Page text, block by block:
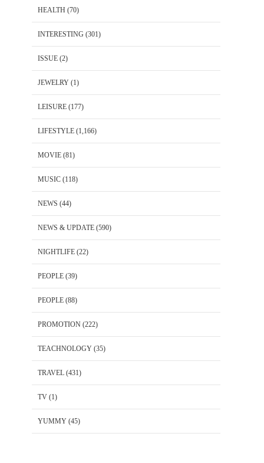
HEALTH (70)
INTERESTING (301)
ISSUE (2)
JEWELRY (1)
LEISURE (177)
LIFESTYLE (1,166)
MOVIE (81)
MUSIC (118)
NEWS (44)
NEWS & UPDATE (590)
NIGHTLIFE (22)
PEOPLE (39)
PEOPLE (88)
PROMOTION (222)
TEACHNOLOGY (35)
TRAVEL (431)
TV (1)
YUMMY (45)